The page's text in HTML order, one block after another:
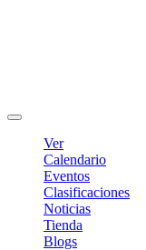
Ver
Calendario
Eventos
Clasificaciones
Noticias
Tienda
Blogs